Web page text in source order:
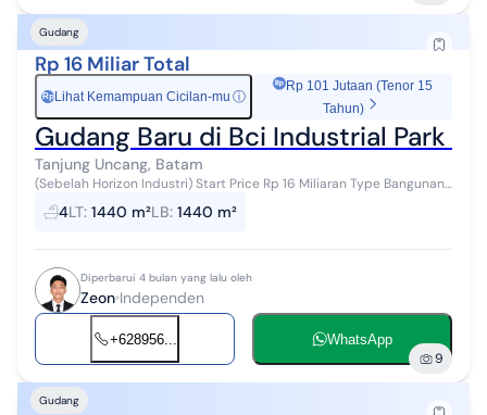
Gudang
Rp 16 Miliar Total
Rp Lihat Kemampuan Cicilan-mu ⓘ
Rp 101 Jutaan (Tenor 15
Tahun)
Gudang Baru di Bci Industrial Park 2
Tanjung Uncang, Batam
(Sebelah Horizon Industri) Start Price Rp 16 Miliaran Type Bangunan :
- 24 m x 60 m - 24 m x 78 m - 24 m x 96 m - 24 m x 102 m Sistem
Pembayara...
4LT: 1440 m²LB: 1440 m²
Diperbarui 4 bulan yang lalu oleh
Zeon Independen
+628956... WhatsApp
9
Gudang